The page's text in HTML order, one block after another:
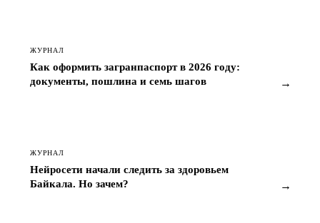
ЖУРНАЛ
Как оформить загранпаспорт в 2026 году:
документы, пошлина и семь шагов
→
ЖУРНАЛ
Нейросети начали следить за здоровьем
Байкала. Но зачем?
→